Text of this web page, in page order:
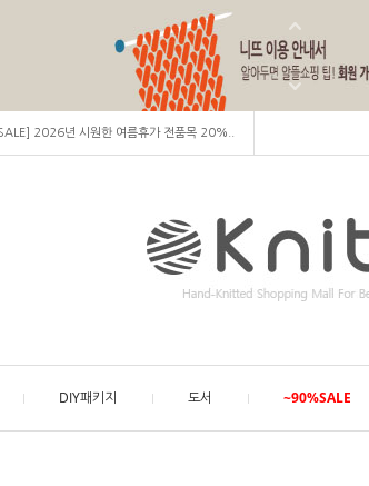
2026년 시원한 여름휴가 전품목 20%..
DIY패키지 도서 ~90%SALE